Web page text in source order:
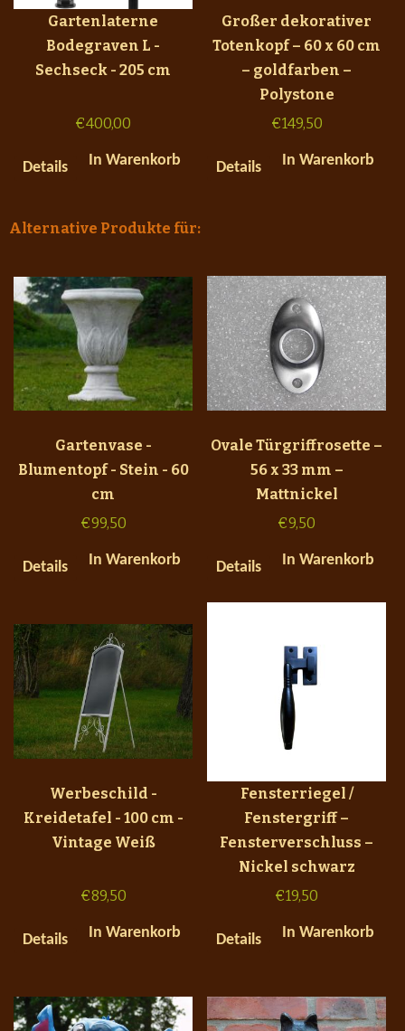
Gartenlaterne
Bodegraven L -
Sechseck - 205 cm
€400,00
Details In Warenkorb
Großer dekorativer
Totenkopf – 60 x 60 cm
– goldfarben –
Polystone
€149,50
Details In Warenkorb
Alternative Produkte für:
Gartenvase -
Blumentopf - Stein - 60
cm
€99,50
Details In Warenkorb
Ovale Türgriffrosette –
56 x 33 mm –
Mattnickel
€9,50
Details In Warenkorb
Werbeschild -
Kreidetafel - 100 cm -
Vintage Weiß
€89,50
Details In Warenkorb
Fensterriegel /
Fenstergriff –
Fensterverschluss –
Nickel schwarz
€19,50
Details In Warenkorb